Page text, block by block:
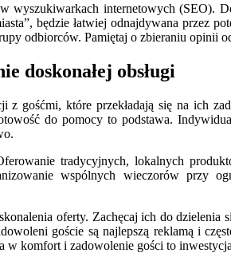
internetowych (SEO).
będzie łatwiej odnajdywana przez
odbiorców. Pamiętaj o zbieraniu
doskonałej obsługi
gośćmi, które przekładają się na ich
do pomocy to podstawa.
tradycyjnych, lokalnych
wspólnych wieczorów
oferty. Zachęcaj ich do
goście są najlepszą reklamą i
w komfort i zadowolenie gości to